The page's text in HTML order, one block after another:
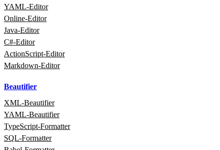
YAML‑Editor
Online‑Editor
Java‑Editor
C#‑Editor
ActionScript‑Editor
Markdown‑Editor
Beautifier
XML‑Beautifier
YAML‑Beautifier
TypeScript‑Formatter
SQL‑Formatter